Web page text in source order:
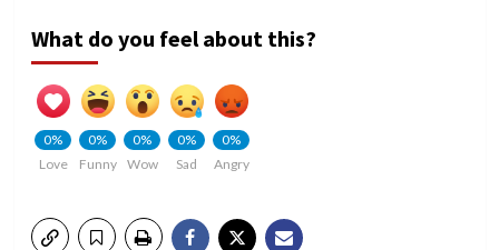
What do you feel about this?
0%
Love
0%
Funny
0%
Wow
0%
Sad
0%
Angry